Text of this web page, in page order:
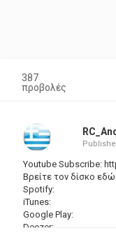
387
προβολές
Youtube Subscribe:
Βρείτε τον δίσκο
Spotify:
iTunes:
Google Play:
Deezer: